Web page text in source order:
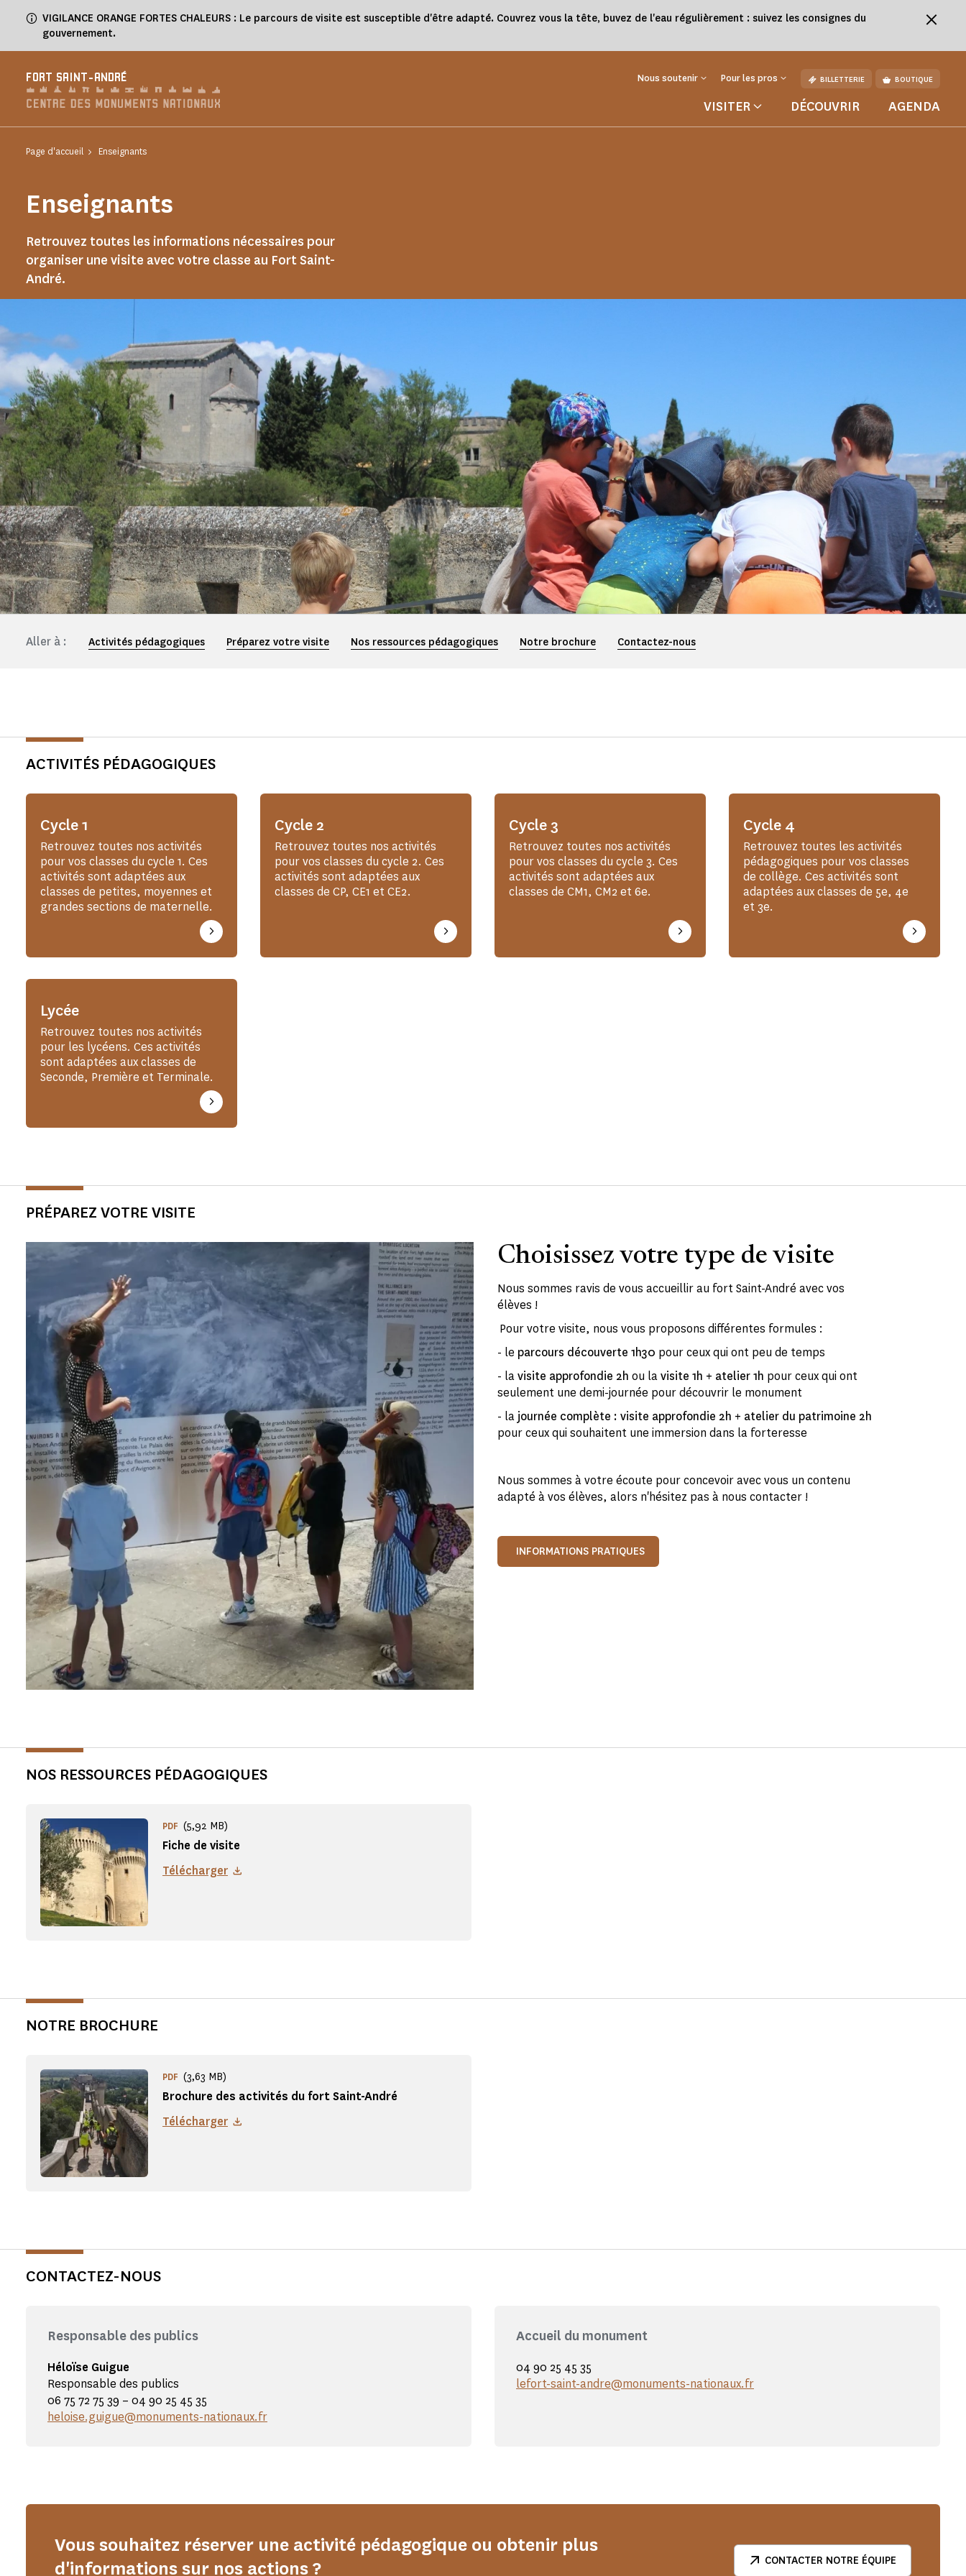
VIGILANCE ORANGE FORTES CHALEURS : Le parcours de visite est susceptible d'être adapté. Couvrez vous la tête, buvez de l'eau régulièrement : suivez les consignes du
gouvernement.
FORT SAINT-ANDRÉ Nous soutenir Pour les pros BILLETTERIE BOUTIQUE
VISITER DÉCOUVRIR AGENDA
Page d'accueil Enseignants
Enseignants
Retrouvez toutes les informations nécessaires pour
organiser une visite avec votre classe au Fort Saint-
André.
Aller à : Activités pédagogiques Préparez votre visite Nos ressources pédagogiques Notre brochure Contactez-nous
ACTIVITÉS PÉDAGOGIQUES
Cycle 1
Retrouvez toutes nos activités
pour vos classes du cycle 1. Ces
activités sont adaptées aux
classes de petites, moyennes et
grandes sections de maternelle.
Cycle 2
Retrouvez toutes nos activités
pour vos classes du cycle 2. Ces
activités sont adaptées aux
classes de CP, CE1 et CE2.
Cycle 3
Retrouvez toutes nos activités
pour vos classes du cycle 3. Ces
activités sont adaptées aux
classes de CM1, CM2 et 6e.
Cycle 4
Retrouvez toutes les activités
pédagogiques pour vos classes
de collège. Ces activités sont
adaptées aux classes de 5e, 4e
et 3e.
Lycée
Retrouvez toutes nos activités
pour les lycéens. Ces activités
sont adaptées aux classes de
Seconde, Première et Terminale.
PRÉPAREZ VOTRE VISITE
Choisissez votre type de visite
Nous sommes ravis de vous accueillir au fort Saint-André avec vos
élèves !
Pour votre visite, nous vous proposons différentes formules :
- le parcours découverte 1h30 pour ceux qui ont peu de temps
- lavisite approfondie 2h ou lavisite 1h + atelier 1h pour ceux qui ont
seulement une demi-journée pour découvrir le monument
- la journée complète : visite approfondie 2h + atelier du patrimoine 2h
pour ceux qui souhaitent une immersion dans la forteresse
Nous sommes à votre écoute pour concevoir avec vous un contenu
adapté à vos élèves, alors n'hésitez pas à nous contacter !
INFORMATIONS PRATIQUES
NOS RESSOURCES PÉDAGOGIQUES
Fiche de visite
PDF (5,92 MB)
Télécharger
NOTRE BROCHURE
Brochure des activités du fort Saint-André
PDF (3,63 MB)
Télécharger
CONTACTEZ-NOUS
Responsable des publics
Héloïse Guigue
Responsable des publics
06 75 72 75 39 – 04 90 25 45 35
heloise.guigue@monuments-nationaux.fr
Accueil du monument
04 90 25 45 35
lefort-saint-andre@monuments-nationaux.fr
Vous souhaitez réserver une activité pédagogique ou obtenir plus
d'informations sur nos actions ?
CONTACTER NOTRE ÉQUIPE